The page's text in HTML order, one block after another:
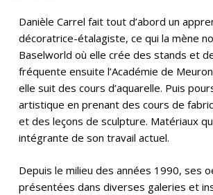
Danièle Carrel fait tout d’abord un
décoratrice-étalagiste, ce qui la mène
Baselworld où elle crée des stands et
fréquente ensuite l’Académie de
elle suit des cours d’aquarelle. Puis
artistique en prenant des cours de
et des leçons de sculpture. Matériaux
intégrante de son travail actuel.
Depuis le milieu des années 1990, ses
présentées dans diverses galeries et